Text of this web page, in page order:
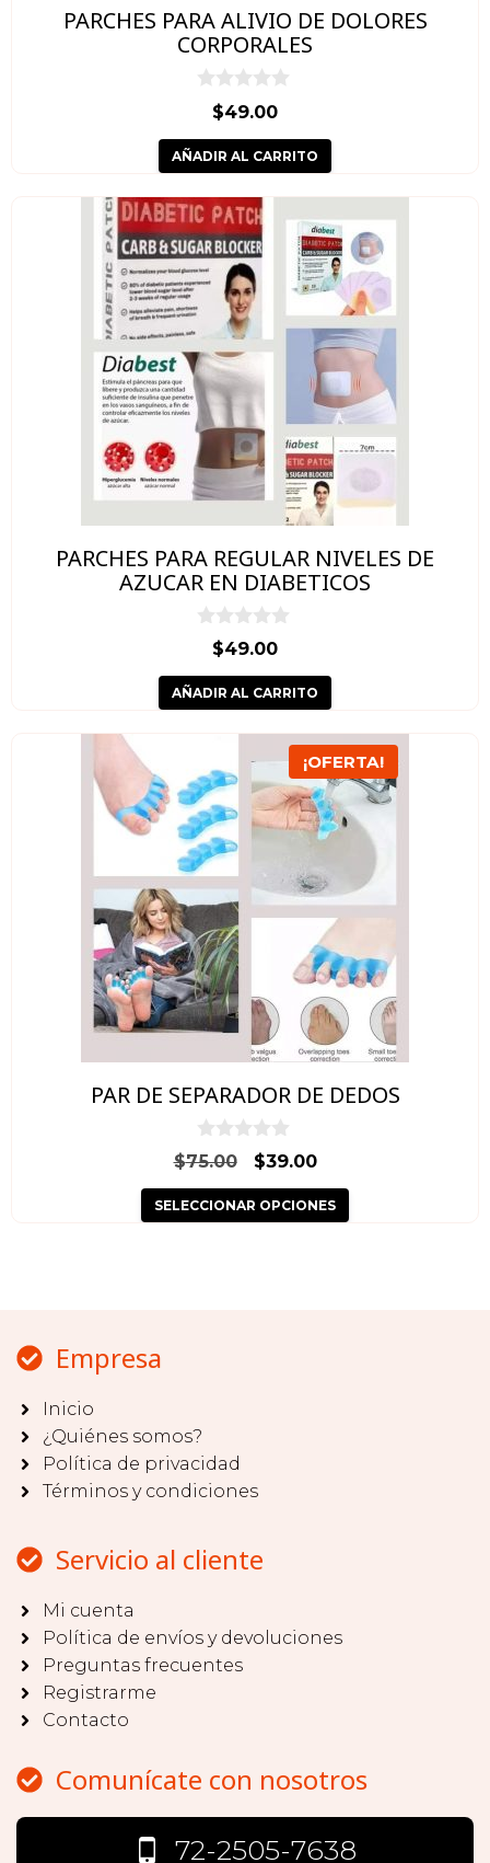
PARCHES PARA ALIVIO DE DOLORES
CORPORALES
e
5
$49.00
AÑADIR AL CARRITO
PARCHES PARA REGULAR NIVELES DE
AZUCAR EN DIABETICOS
e
5
$49.00
AÑADIR AL CARRITO
¡OFERTA!
PAR DE SEPARADOR DE DEDOS
0
d
e
5
$75.00
El
precio
original
$39.00El
precio
actual
SELECCIONAR OPCIONES
producto
variantes.
opciones
pueden
Empresa
Inicio
¿Quiénes somos?
Política de privacidad
Términos y condiciones
Servicio al cliente
Mi cuenta
Política de envíos y devoluciones
Preguntas frecuentes
Registrarme
Contacto
Comunícate con nosotros
72-2505-7638